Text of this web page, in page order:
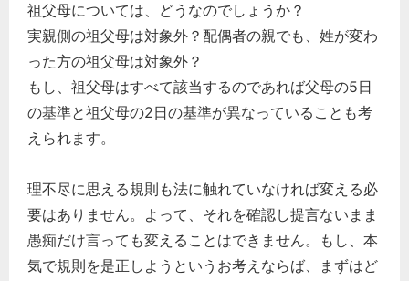
祖父母については、どうなのでしょうか？
実親側の祖父母は対象外？配偶者の親でも、姓が変わ
った方の祖父母は対象外？
もし、祖父母はすべて該当するのであれば父母の5日
の基準と祖父母の2日の基準が異なっていることも考
えられます。
理不尽に思える規則も法に触れていなければ変える必
要はありません。よって、それを確認し提言ないまま
愚痴だけ言っても変えることはできません。もし、本
気で規則を是正しようというお考えならば、まずはど